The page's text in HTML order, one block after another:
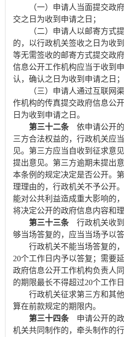
（一）申请人当面提交政府
交之日为收到申请之日；
（二）申请人以邮寄方式提
的，以行政机关签收之日为收
等无需签收的邮寄方式提交政
信息公开工作机构应当于收到
认，确认之日为收到申请之日；
（三）申请人通过互联网渠
作机构的传真提交政府信息公
日为收到申请之日。
第三十二条依申请公开的
三方合法权益的，行政机关应
见。第三方应当自收到征求意
提出意见。第三方逾期未提出
本条例的规定决定是否公开。
理理由的，行政机关不予公开
能对公共利益造成重大影响的
将决定公开的政府信息内容和
第三十三条行政机关收到
够当场答复的，应当当场予以答
行政机关不能当场答复的，
20个工作日内予以答复；需要
政府信息公开工作机构负责人
的期限最长不得超过20个工作日
行政机关征求第三方和其他
算在前款规定的期限内。
第三十四条申请公开的政
机关共同制作的，牵头制作的